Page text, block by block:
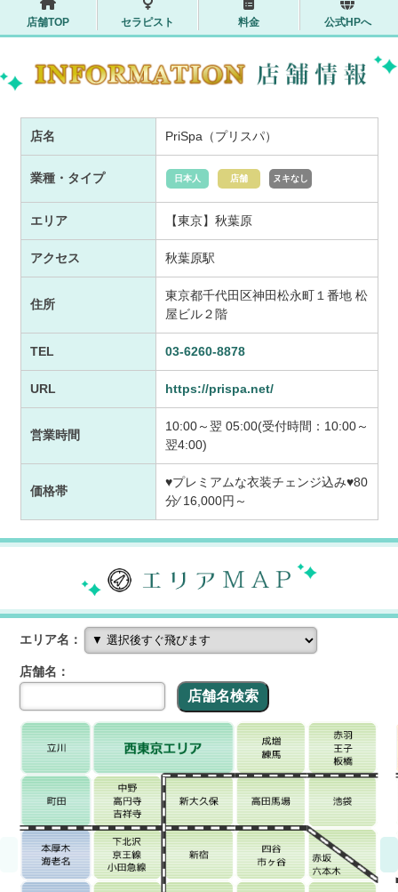
店舗TOP セラピスト 料金 公式HPへ
店名 PriSpa（プリスパ）
業種・タイプ 日本人 店舗 ヌキなし
エリア 【東京】秋葉原
アクセス 秋葉原駅
住所
東京都千代田区神田松永町１番地 松
屋ビル２階
TEL 03-6260-8878
URL https://prispa.net/
営業時間
10:00～翌 05:00(受付時間：10:00～
翌4:00)
価格帯
♥プレミアムな衣装チェンジ込み♥80
分⁄ 16,000円～
エリア名：
店舗名：